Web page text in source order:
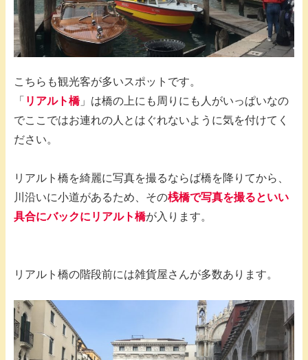
こちらも観光客が多いスポットです。
「 リアルト橋」は橋の上にも周りにも人がいっぱいなの
でここではお連れの人とはぐれないように気を付けてく
ださい。
リアルト橋を綺麗に写真を撮るならば橋を降りてから、
川沿いに小道があるため、その桟橋で写真を撮るといい
具合にバックにリアルト橋が入ります。
リアルト橋の階段前には雑貨屋さんが多数あります。